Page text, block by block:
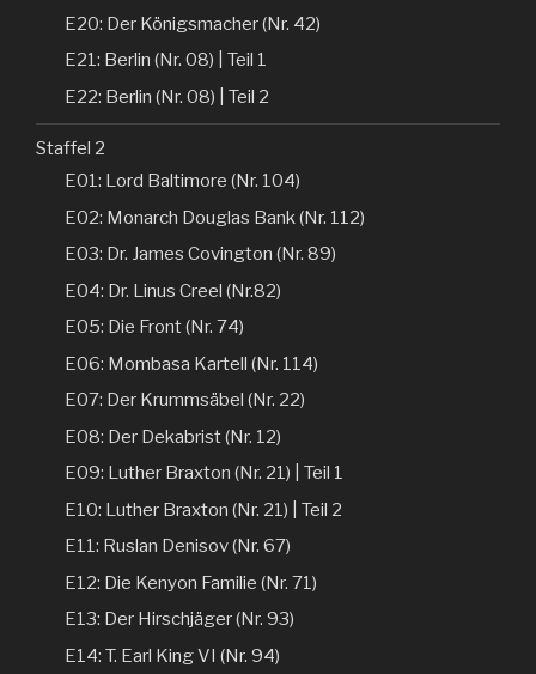
E20: Der Königsmacher (Nr. 42)
E21: Berlin (Nr. 08) | Teil 1
E22: Berlin (Nr. 08) | Teil 2
Staffel 2
E01: Lord Baltimore (Nr. 104)
E02: Monarch Douglas Bank (Nr. 112)
E03: Dr. James Covington (Nr. 89)
E04: Dr. Linus Creel (Nr.82)
E05: Die Front (Nr. 74)
E06: Mombasa Kartell (Nr. 114)
E07: Der Krummsäbel (Nr. 22)
E08: Der Dekabrist (Nr. 12)
E09: Luther Braxton (Nr. 21) | Teil 1
E10: Luther Braxton (Nr. 21) | Teil 2
E11: Ruslan Denisov (Nr. 67)
E12: Die Kenyon Familie (Nr. 71)
E13: Der Hirschjäger (Nr. 93)
E14: T. Earl King VI (Nr. 94)